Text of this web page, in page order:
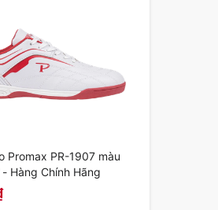
Promax PR-1907 màu
Hàng Chính Hãng